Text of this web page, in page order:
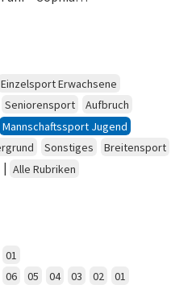
Einzelsport Erwachsene
Seniorensport
Aufbruch
Mannschaftssport Jugend
Sonstiges
Breitensport
| Alle Rubriken
01
06 05 04 03 02 01